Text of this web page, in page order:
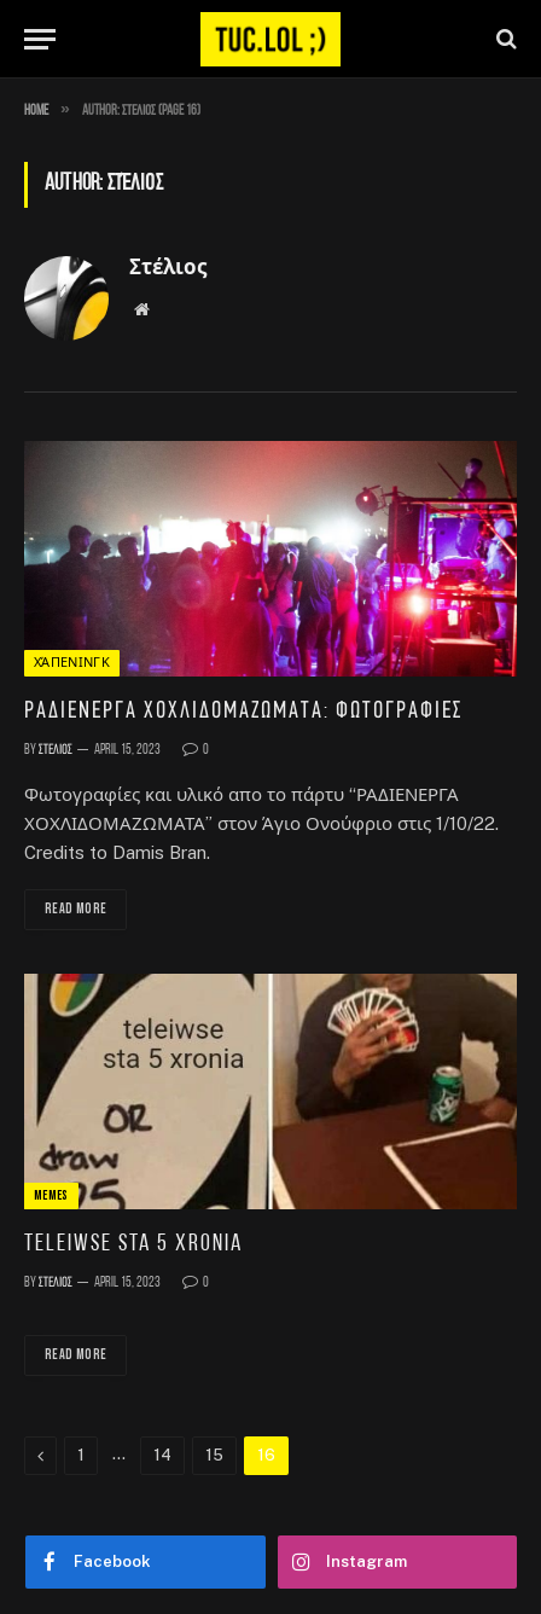
Home » Author: Στέλιος (Page 16)
AUTHOR: ΣΤΈΛΙΟΣ
Στέλιος
Website
ΧΆΠΕΝΙΝΓΚ
ΡΑΔΙΕΝΕΡΓΑ ΧΟΧΛΙΔΟΜΑΖΩΜΑΤΑ: Φωτογραφίες
ByΣτέλιος April 15, 2023 0
Φωτογραφίες και υλικό απο το πάρτυ “ΡΑΔΙΕΝΕΡΓΑ
ΧΟΧΛΙΔΟΜΑΖΩΜΑΤΑ” στον Άγιο Ονούφριο στις 1/10/22.
Credits to Damis Bran.
READ MORE
MEMES
teleiwse sta 5 xronia
By Στέλιος April 15, 2023 0
READ MORE
Previous
1 … 14 15 16
Facebook Instagram